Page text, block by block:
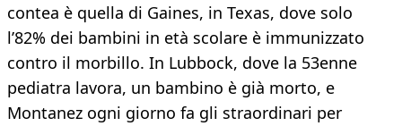
contea è quella di Gaines, in Texas, dove solo
l’82% dei bambini in età scolare è immunizzato
contro il morbillo. In Lubbock, dove la 53enne
pediatra lavora, un bambino è già morto, e
Montanez ogni giorno fa gli straordinari per